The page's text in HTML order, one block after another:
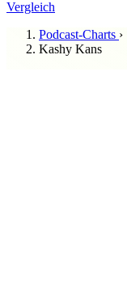
Vergleich
Podcast-Charts ›
Kashy Kans